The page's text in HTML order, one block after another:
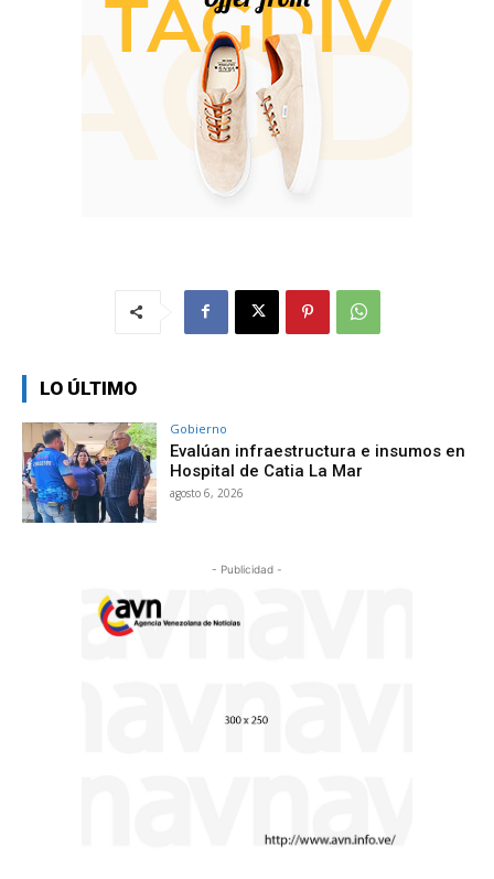
LO ÚLTIMO
Gobierno
Evalúan infraestructura e insumos en
Hospital de Catia La Mar
agosto 6, 2026
- Publicidad -